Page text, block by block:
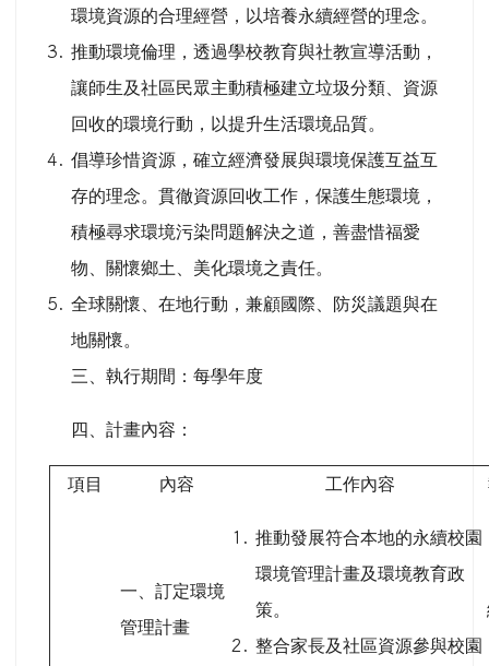
環境資源的合理經營，以培養永續經營的理念。
推動環境倫理，透過學校教育與社教宣導活動，
讓師生及社區民眾主動積極建立垃圾分類、資源
回收的環境行動，以提升生活環境品質。
倡導珍惜資源，確立經濟發展與環境保護互益互
存的理念。貫徹資源回收工作，保護生態環境，
積極尋求環境污染問題解決之道，善盡惜福愛
物、關懷鄉土、美化環境之責任。
全球關懷、在地行動，兼顧國際、防災議題與在
地關懷。
三、執行期間：每學年度
四、計畫內容：
項目 內容 工作內容
一、訂定環境
管理計畫
推動發展符合本地的永續校園
環境管理計畫及環境教育政
策。
整合家長及社區資源參與校園